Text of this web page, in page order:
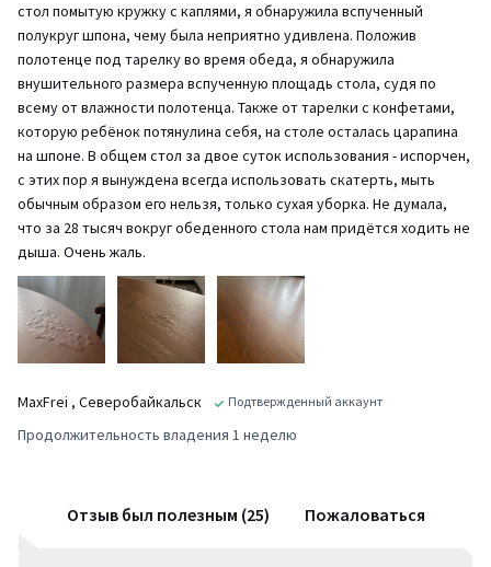
стол помытую кружку с каплями, я обнаружила вспученный
полукруг шпона, чему была неприятно удивлена. Положив
полотенце под тарелку во время обеда, я обнаружила
внушительного размера вспученную площадь стола, судя по
всему от влажности полотенца. Также от тарелки с конфетами,
которую ребёнок потянулина себя, на столе осталась царапина
на шпоне. В общем стол за двое суток использования - испорчен,
с этих пор я вынуждена всегда использовать скатерть, мыть
обычным образом его нельзя, только сухая уборка. Не думала,
что за 28 тысяч вокруг обеденного стола нам придётся ходить не
дыша. Очень жаль.
MaxFrei , Северобайкальск Подтвержденный аккаунт
Продолжительность владения 1 неделю
Отзыв был полезным (25) Пожаловаться